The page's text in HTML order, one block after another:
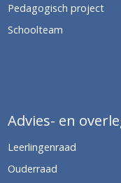
Pedagogisch project
Schoolteam
Advies- en
Leerlingenraad
Ouderraad